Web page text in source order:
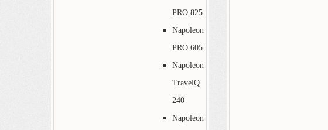
PRO 825
Napoleon
PRO 605
Napoleon
TravelQ
240
Napoleon